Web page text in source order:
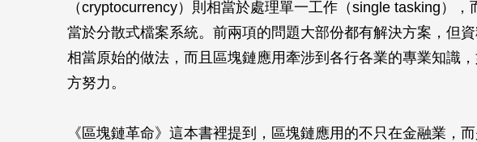
（cryptocurrency）則相當於處理單一工作（single tasking），
當於分散式檔案系統。前兩項的問題大部份都有解決方案，但
相當原始的做法，而且區塊鏈應用牽涉到各行各業的專業知識
方努力。
《區塊鏈革命》這本書裡提到，區塊鏈應用的不只在金融業，